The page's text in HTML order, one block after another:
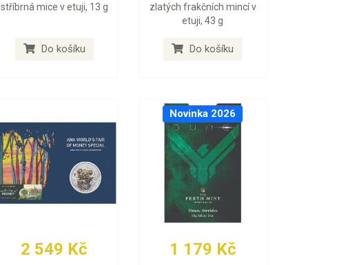
stříbrná mice v etuji, 13 g
Do košíku
zlatých frakčních mincí v
etuji, 43 g
Do košíku
2 549 Kč
Novinka 2026
1 179 Kč